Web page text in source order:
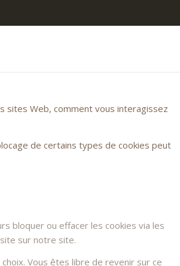
sites Web, comment vous interagissez
de certains types de cookies peut
bloquer ou effacer les cookies via les
sur notre site.
Vous êtes libre de revenir sur ce